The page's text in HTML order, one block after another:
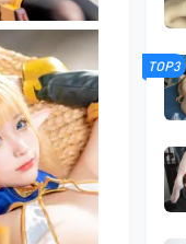
TOP3